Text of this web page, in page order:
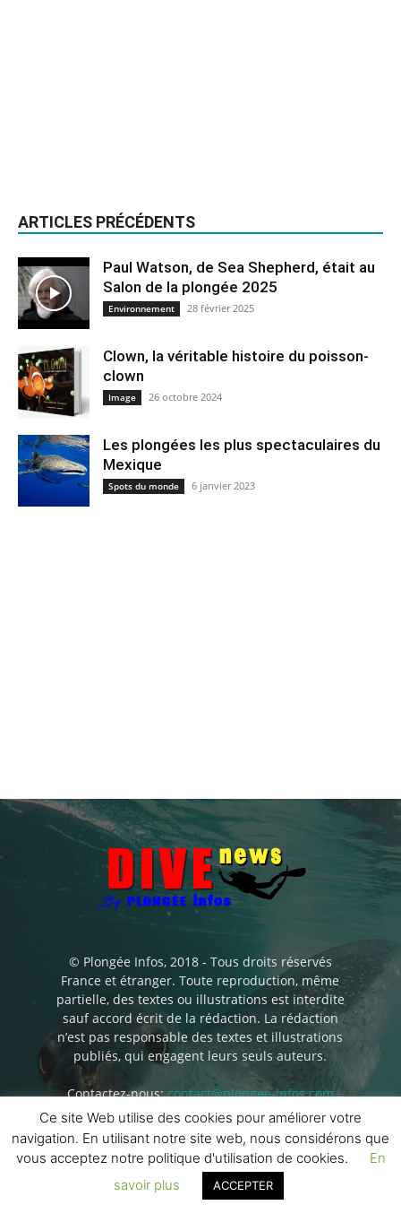
ARTICLES PRÉCÉDENTS
Paul Watson, de Sea Shepherd, était au
Salon de la plongée 2025
Environnement 28 février 2025
Clown, la véritable histoire du poisson-
clown
Image 26 octobre 2024
Les plongées les plus spectaculaires du
Mexique
Spots du monde 6 janvier 2023
© Plongée Infos, 2018 - Tous droits réservés
France et étranger. Toute reproduction, même
partielle, des textes ou illustrations est interdite
sauf accord écrit de la rédaction. La rédaction
n’est pas responsable des textes et illustrations
publiés, qui engagent leurs seuls auteurs.
Contactez-nous:contact@plongee-infos.com
Ce site Web utilise des cookies pour améliorer votre
navigation. En utilisant notre site web, nous considérons que
vous acceptez notre politique d'utilisation de cookies.
En
savoir plus
ACCEPTER